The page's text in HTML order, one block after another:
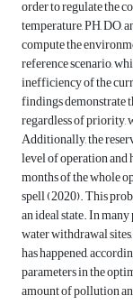
order to regulate the
temperature, PH,
compute the
reference scenario,
inefficiency of the
findings demonstrate
regardless of priority,
Additionally, the
level of operation
months of the whole
spell (2020). This
an ideal state. In
water withdrawal
has happened,
parameters in the
amount of pollution